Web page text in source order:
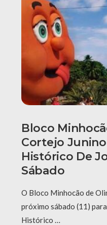
Bloco
Cortejo
Histórico De
Sábado
O Bloco Minhocão de
próximo sábado (11)
Histórico …